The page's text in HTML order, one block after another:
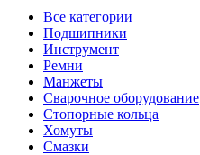
Все категории
Подшипники
Инструмент
Ремни
Манжеты
Сварочное оборудование
Стопорные кольца
Хомуты
Смазки